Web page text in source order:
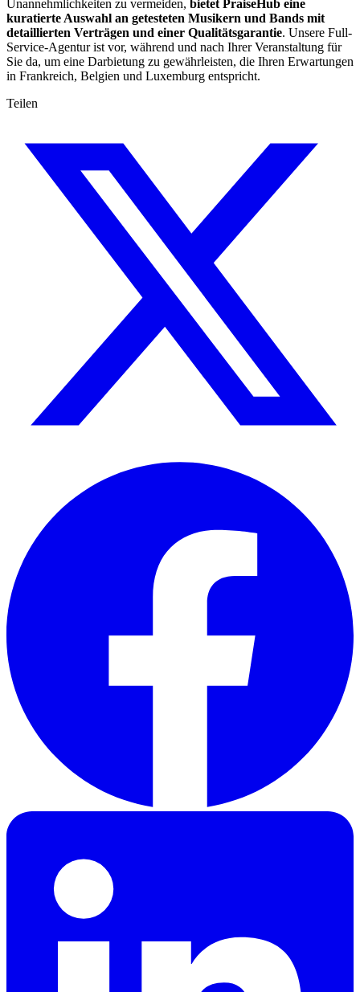
Unannehmlichkeiten zu vermeiden, bietet PraiseHub eine
kuratierte Auswahl an getesteten Musikern und Bands mit
detaillierten Verträgen und einer Qualitätsgarantie. Unsere Full-
Service-Agentur ist vor, während und nach Ihrer Veranstaltung für
Sie da, um eine Darbietung zu gewährleisten, die Ihren Erwartungen
in Frankreich, Belgien und Luxemburg entspricht.
Teilen